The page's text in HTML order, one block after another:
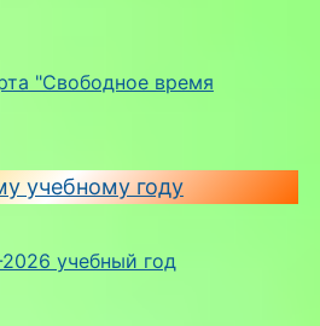
"Свободное время
учебному году
учебный год